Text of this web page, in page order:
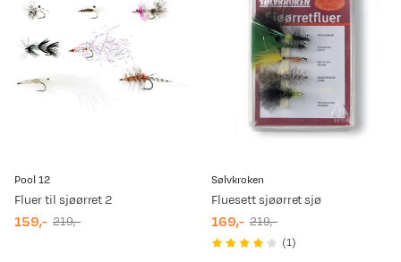
Pool 12
Fluer til sjøørret 2
discounted
159,-
original219,-
Sølvkroken
Fluesett sjøørret sjø
discounted
price
169,-
original
price
219,-
(1)